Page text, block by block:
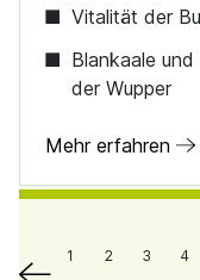
Vitalität der
Blankaale
der Wupper
Mehr erfahren
1 2 3 4